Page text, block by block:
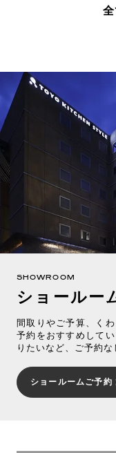
SHOWROOM
ショールー
間取りやご予算、く
予約をおすすめして
りたいなど、ご予約
ショールームご予約